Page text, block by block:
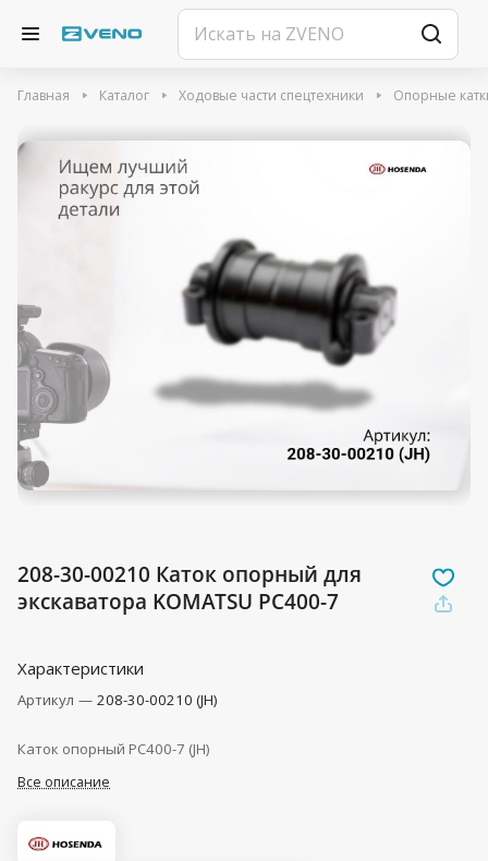
Главная Каталог Ходовые части спецтехники Опорные
208-30-00210 Каток опорный для
экскаватора KOMATSU PC400-7
Характеристики
Артикул — 208-30-00210 (JH)
Каток опорный PC400-7 (JH)
Все описание